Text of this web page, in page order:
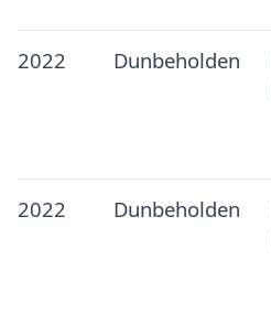
2022 Dunbeholden
2022 Dunbeholden